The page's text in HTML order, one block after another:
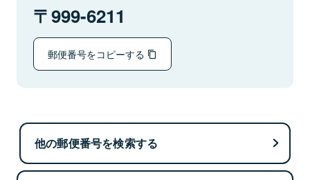
999-6211
郵便番号をコピーする
他の郵便番号を検索する